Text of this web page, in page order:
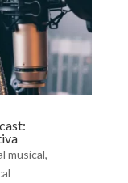
musical,